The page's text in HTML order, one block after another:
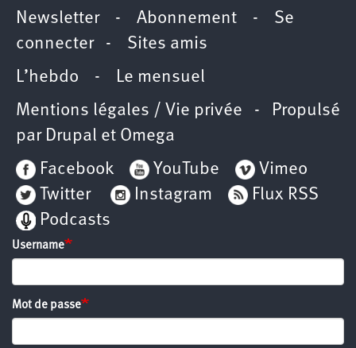
Newsletter- Abonnement - Se
connecter- Sites amis
L’hebdo - Le mensuel
Mentions légales / Vie privée - Propulsé
par Drupal et Omega
Facebook
YouTube
Vimeo
Twitter
Instagram
Flux RSS
Podcasts
Username
Mot de passe